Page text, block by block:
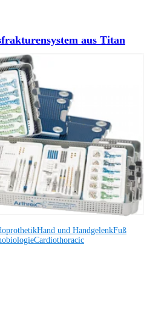
aus Titan
helfen?
Schulungsmöglichkeiten
Hand und HandgelenkFuß
Cardiothoracic